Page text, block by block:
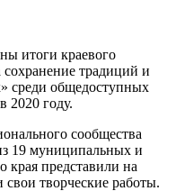
итоги краевого
традиций и
среди общедоступных
2020 году.
сообщества
19 муниципальных и
края представили на
творческие работы.